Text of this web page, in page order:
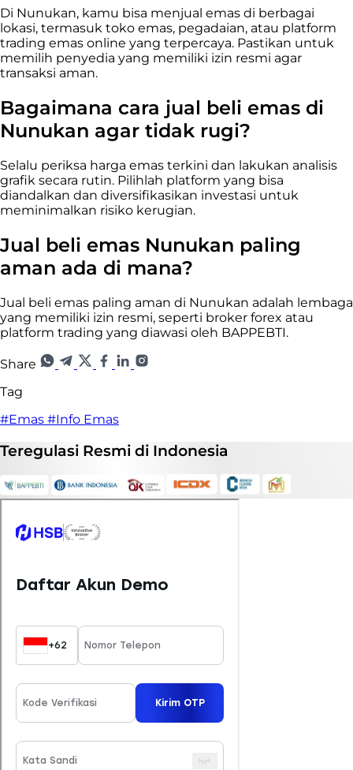
Di Nunukan, kamu bisa menjual emas di berbagai
lokasi, termasuk toko emas, pegadaian, atau platform
trading emas online yang terpercaya. Pastikan untuk
memilih penyedia yang memiliki izin resmi agar
transaksi aman.
Bagaimana cara jual beli emas di
Nunukan agar tidak rugi?
Selalu periksa harga emas terkini dan lakukan analisis
grafik secara rutin. Pilihlah platform yang bisa
diandalkan dan diversifikasikan investasi untuk
meminimalkan risiko kerugian.
Jual beli emas Nunukan paling
aman ada di mana?
Jual beli emas paling aman di Nunukan adalah lembaga
yang memiliki izin resmi, seperti broker forex atau
platform trading yang diawasi oleh BAPPEBTI.
Share
Tag
#Emas #Info Emas
Teregulasi Resmi di Indonesia